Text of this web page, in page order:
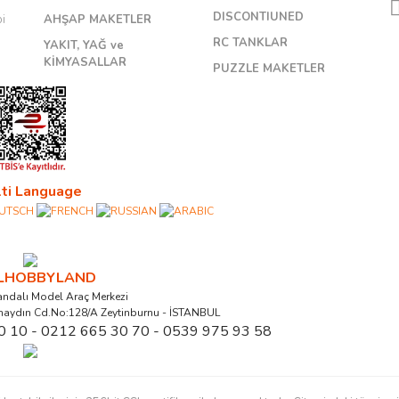
AHŞAP MAKETLER
YAKIT, YAĞ ve
KİMYASALLAR
DISCONTIUNED
RC TANKLAR
PUZZLE MAKETLER
Language
Model Araç Merkezi
Cd.No:128/A Zeytinburnu - İSTANBUL
- 0212 665 30 70 - 0539 975 93 58